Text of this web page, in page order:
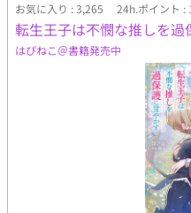
お気に入り : 3,265 24h.ポイント :
転生王子は不憫な推しを過
はぴねこ＠書籍発売中